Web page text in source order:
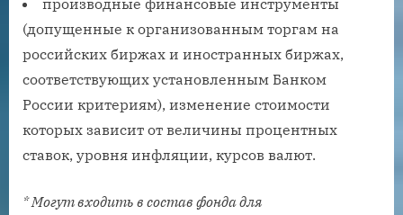
производные финансовые инструменты
(допущенные к организованным торгам на
российских биржах и иностранных биржах,
соответствующих установленным Банком
России критериям), изменение стоимости
которых зависит от величины процентных
ставок, уровня инфляции, курсов валют.
* Могут входить в состав фонда для